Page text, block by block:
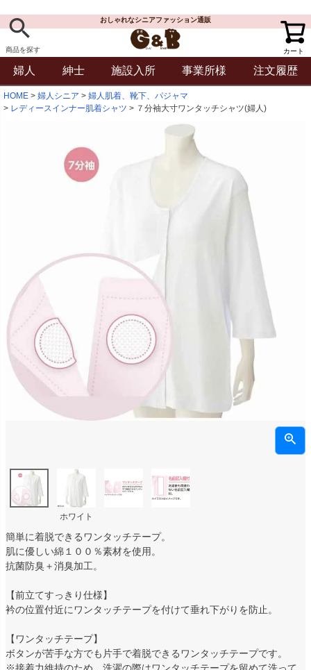
商品を探す
おしゃれなシニアファッション通販
カート
婦人 紳士 施設入所 事業所様 注文履歴
HOME 婦人シニア
婦人肌着、靴下、パジャマ
レディースインナー肌着シャツ
７分袖大寸ワンタッチシャツ(婦人)
ホワイト
簡単に着脱できるワンタッチテープ。
肌に優しい綿１００％素材を使用。
抗菌防臭＋消臭加工。
【前立てすっきり仕様】
衿の位置付近にワンタッチテープを付けて垂れ下がりを防止。
【ワンタッチテープ】
ボタンが苦手な方でも片手で着脱できるワンタッチテープです。